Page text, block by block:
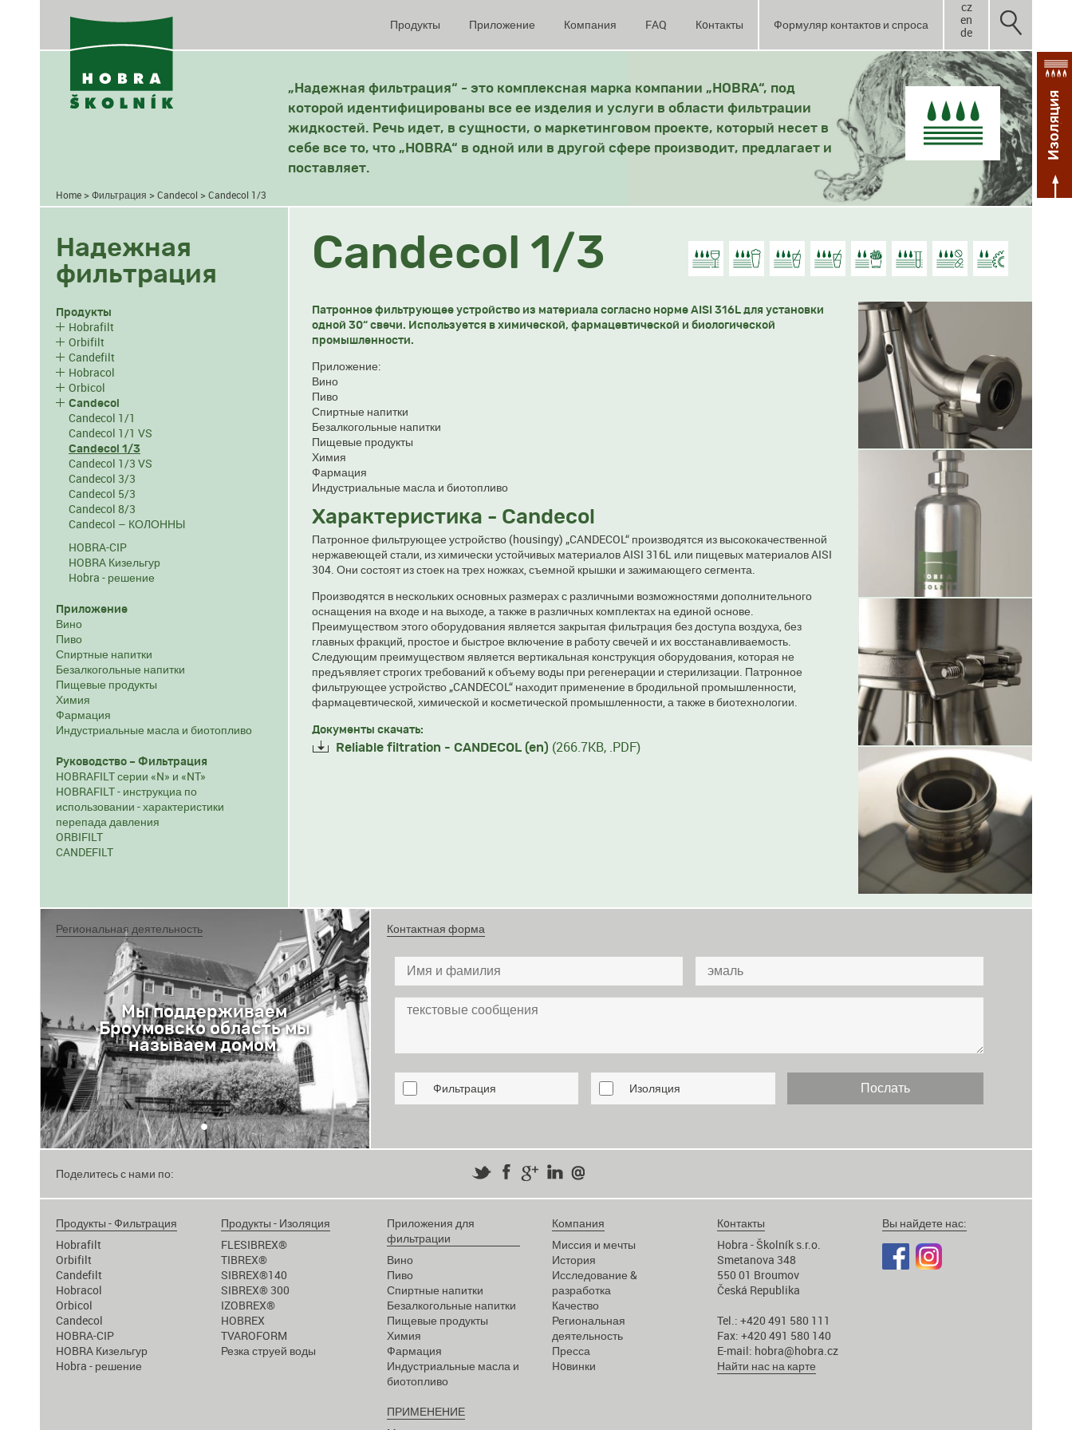
cz
en
de
Формуляр контактов и спроса
Кoнтакты
FAQ
Компания
Приложение
Продукты
Home > Фильтрация > Candecol > Candecol 1/3
„Надежная фильтрация“ - это комплексная марка компании „HOBRA“, под
которой идентифицированы все ее изделия и услуги в области фильтрации
жидкостей. Речь идет, в сущности, о маркетинговом проекте, который несет в
себе все то, что „HOBRA“ в одной или в другой сфере производит, предлагает и
поставляет.
Надежная
фильтрация
Продукты
Hobrafilt
Orbifilt
Candefilt
Hobracol
Orbicol
Candecol
Candecol 1/1
Candecol 1/1 VS
Candecol 1/3
Candecol 1/3 VS
Candecol 3/3
Candecol 5/3
Candecol 8/3
Candecol – КОЛОННЫ
HOBRA-CIP
HOBRA Кизельгур
Hobra - решение
Приложение
Вино
Пиво
Спиртные напитки
Безалкогольные напитки
Пищевые продукты
Химия
Фармация
Индустриальные масла и биотопливо
Руководство – Фильтрация
HOBRAFILT серии «N» и «NT»
HOBRAFILT - инструкциа по
использовании - характеристики
перепада давления
ORBIFILT
CANDEFILT
Candecol 1/3
Патронное фильтрующее устройство из материала согласно норме AISI 316L для установки
одной 30“ свечи. Используется в химической, фармацевтической и биологической
промышленности.
Приложение:
Вино
Пиво
Спиртные напитки
Безалкогольные напитки
Пищевые продукты
Химия
Фармация
Индустриальные масла и биотопливо
Характеристика - Candecol
Патронное фильтрующее устройство (housingy) „CANDECOL“ производятся из высококачественной
нержавеющей стали, из химически устойчивых материалов AISI 316L или пищевых материалов AISI
304. Они состоят из стоек на трех ножках, съемной крышки и зажимающего сегмента.
Производятся в нескольких основных размерах с различными возможностями дополнительного
оснащения на входе и на выходе, а также в различных комплектах на единой основе.
Преимуществом этого оборудования является закрытая фильтрация без доступа воздуха, без
главных фракций, простое и быстрое включение в работу свечей и их восстанавливаемость.
Следующим преимуществом является вертикальная конструкция оборудования, которая не
предъявляет строгих требований к объему воды при регенерации и стерилизации. Патронное
фильтрующее устройство „CANDECOL“ находит применение в бродильной промышленности,
фармацевтической, химической и косметической промышленности, а также в биотехнологии.
Документы скачать:
Reliable filtration - CANDECOL (en) (266.7KB, .PDF)
Региональная деятельность
Мы поддерживаем
Броумовско область мы
называем домом.
•
Контактная форма
Фильтрация Изоляция
Поделитесь с нами по:
Изоляция
Продукты - Фильтрация
Hobrafilt
Orbifilt
Candefilt
Hobracol
Orbicol
Candecol
HOBRA-CIP
HOBRA Кизельгур
Hobra - решение
Продукты - Изоляция
FLESIBREX®
TIBREX®
SIBREX®140
SIBREX® 300
IZOBREX®
HOBREX
TVAROFORM
Резка струей воды
Приложения для
фильтрации
Вино
Пиво
Спиртные напитки
Безалкогольные напитки
Пищевые продукты
Химия
Фармация
Индустриальные масла и
биотопливо
ПРИМЕНЕНИЕ
Компания
Миссия и мечты
История
Исследование &
разработка
Качество
Региональная
деятельность
Пресса
Hoвинки
Кoнтакты
Hobra - Školník s.r.o.
Smetanova 348
550 01 Broumov
Česká Republika
Tel.: +420 491 580 111
Fax: +420 491 580 140
E-mail: hobra@hobra.cz
Найти нас на карте
Вы найдете нас: